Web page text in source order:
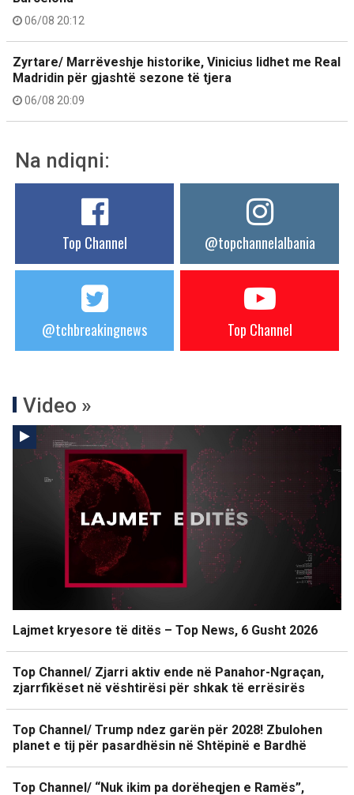
06/08 20:12
Zyrtare/ Marrëveshje historike, Vinicius lidhet me Real
Madridin për gjashtë sezone të tjera
06/08 20:09
Na ndiqni:
Top Channel @topchannelalbania
@tchbreakingnews Top Channel
Video »
Lajmet kryesore të ditës – Top News, 6 Gusht 2026
Top Channel/ Zjarri aktiv ende në Panahor-Ngraçan,
zjarrfikëset në vështirësi për shkak të errësirës
Top Channel/ Trump ndez garën për 2028! Zbulohen
planet e tij për pasardhësin në Shtëpinë e Bardhë
Top Channel/ “Nuk ikim pa dorëheqjen e Ramës”,